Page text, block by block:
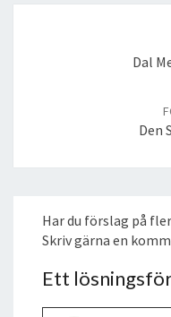
Dal
Den
Har du förslag på
Skriv gärna en
Ett